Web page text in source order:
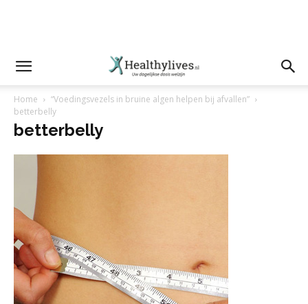
Home
“Voedingsvezels in bruine algen helpen bij afvallen”
betterbelly
betterbelly